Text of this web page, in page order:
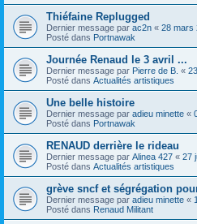
Thiéfaine Replugged
Dernier message par ac2n « 28 mars
Posté dans Portnawak
Journée Renaud le 3 avril ...
Dernier message par Pierre de B. «
Posté dans Actualités artistiques
Une belle histoire
Dernier message par adieu minette «
Posté dans Portnawak
RENAUD derrière le rideau
Dernier message par Alinea 427 « 27
Posté dans Actualités artistiques
grève sncf et ségrégation
Dernier message par adieu minette «
Posté dans Renaud Militant